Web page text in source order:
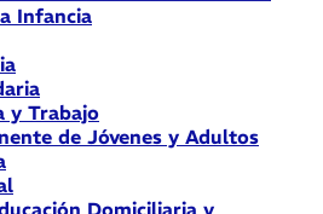
Infancia
y Trabajo
de Jóvenes y Adultos
Domiciliaria y